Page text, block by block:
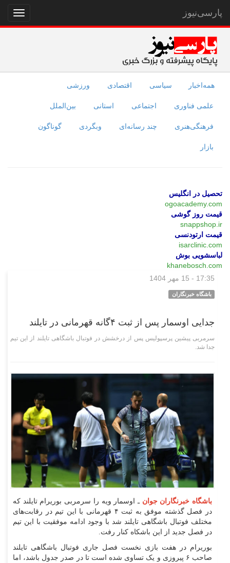
نمایش
منو
پارسی‌نیوز
همه‌اخبار سیاسی اقتصادی ورزشی
علمی فناوری اجتماعی استانی بین‌الملل
فرهنگی‌هنری چند رسانه‌ای وبگردی گوناگون
بازار
تحصیل در انگلیس
ogoacademy.com
قیمت روز گوشی
snappshop.ir
قیمت ارتودنسی
isarclinic.com
لباسشویی بوش
khanebosch.com
17:35 - 15 مهر 1404
باشگاه خبرنگاران
جدایی اوسمار پس از ثبت ۴گانه قهرمانی در تایلند
سرمربی پیشین پرسپولیس پس از درخشش در فوتبال باشگاهی تایلند از این تیم
جدا شد.
باشگاه خبرنگاران جوان ـ اوسمار ویه را سرمربی بوریرام تایلند که
در فصل گذشته موفق به ثبت ۴ قهرمانی با این تیم در رقابت‌های
مختلف فوتبال باشگاهی تایلند شد با وجود ادامه موفقیت با این تیم
در فصل جدید از این باشکاه کنار رفت.
بوریرام در هفت بازی نخست فصل جاری فوتبال باشگاهی تایلند
صاحب ۶ پیروزی و یک تساوی شده است تا در صدر جدول باشد، اما